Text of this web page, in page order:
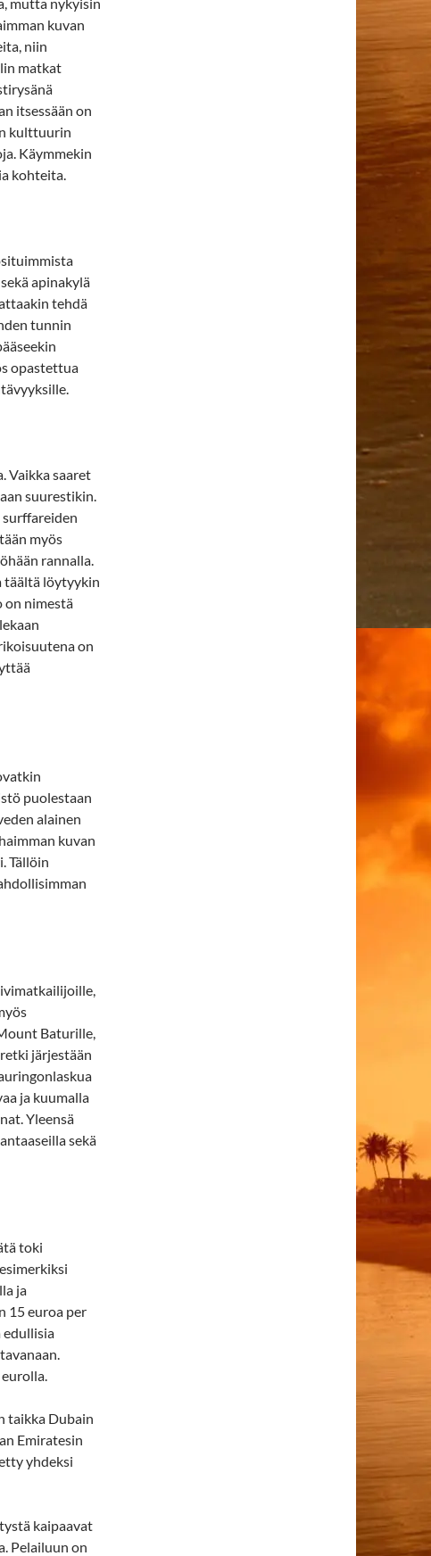
kuvan
niin
matkat
itsessään on
kulttuurin
Käymmekin
kohteita.
apinakylä
tehdä
tunnin
opastettua
Vaikka saaret
suurestikin.
surffareiden
myös
rannalla.
täältä löytyykin
on nimestä
on
puolestaan
alainen
kuvan
Tällöin
Baturille,
järjestään
ja kuumalla
Yleensä
sekä
toki
ja
15 euroa per
edullisia
taikka Dubain
Emiratesin
yhdeksi
kaipaavat
Pelailuun on